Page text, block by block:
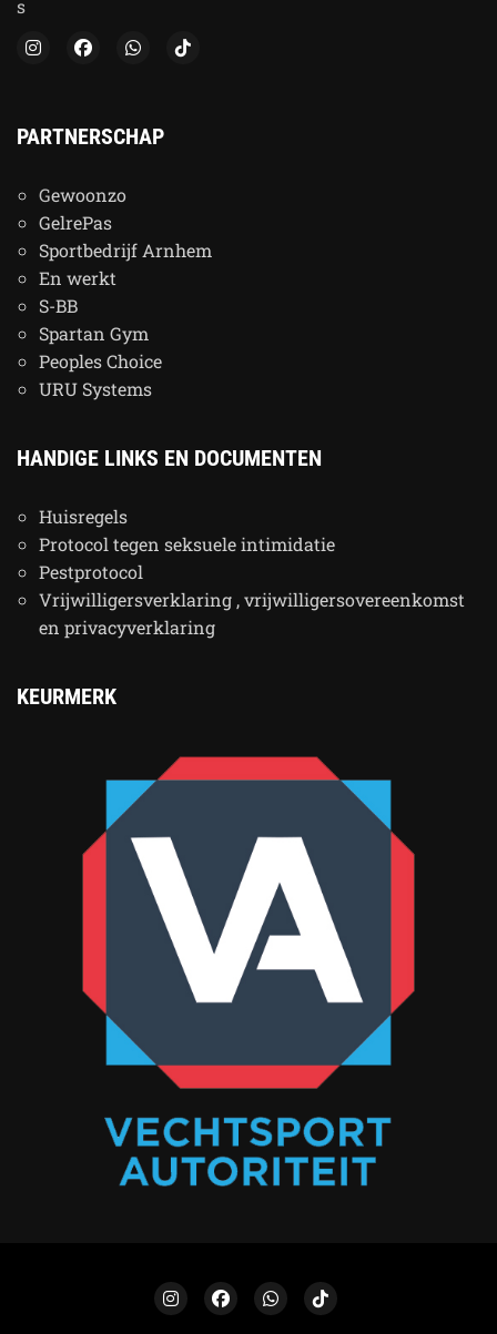
s
PARTNERSCHAP
Gewoonzo
GelrePas
Sportbedrijf Arnhem
En werkt
S-BB
Spartan Gym
Peoples Choice
URU Systems
HANDIGE LINKS EN DOCUMENTEN
Huisregels
Protocol tegen seksuele intimidatie
Pestprotocol
Vrijwilligersverklaring , vrijwilligersovereenkomst
en privacyverklaring
KEURMERK